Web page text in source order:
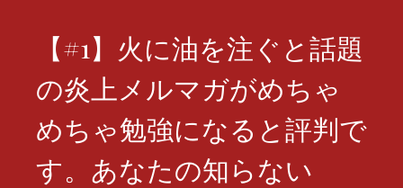
【#1】火に油を注ぐと話題
の炎上メルマガがめちゃ
めちゃ勉強になると評判で
す。あなたの知らない